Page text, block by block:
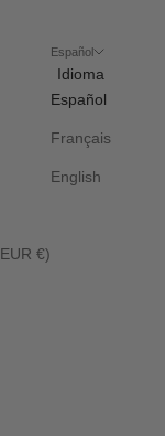
€)
Español
Idioma
Español
Français
English